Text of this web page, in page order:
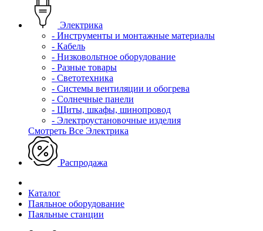
Электрика
- Инструменты и монтажные материалы
- Кабель
- Низковольтное оборудование
- Разные товары
- Светотехника
- Системы вентиляции и обогрева
- Солнечные панели
- Щиты, шкафы, шинопровод
- Электроустановочные изделия
Смотреть Все Электрика
Распродажа
Каталог
Паяльное оборудование
Паяльные станции